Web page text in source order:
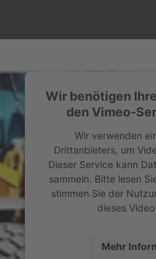
Wir benötigen
den Vimeo-
Wir verwenden
Drittanbieters, um
Dieser Service kann
sammeln. Bitte lesen
stimmen Sie der
dieses
Mehr